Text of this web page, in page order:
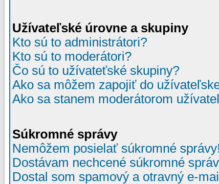
Užívateľské úrovne a skupiny
Kto sú to administrátori?
Kto sú to moderátori?
Čo sú to užívateťské skupiny?
Ako sa môžem zapojiť do
Ako sa stanem moderátorom
Súkromné správy
Nemôžem posielať súkromné
Dostávam nechcené súkromné
Dostal som spamový a otravný e-